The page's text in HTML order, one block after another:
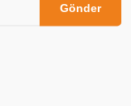
Gönder